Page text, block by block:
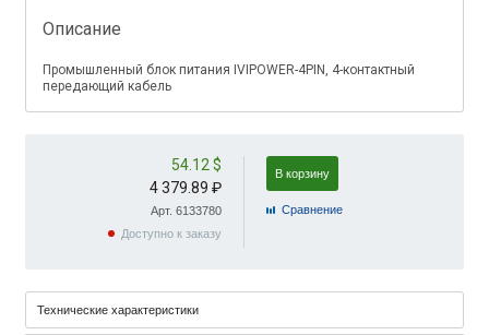
Описание
Промышленный блок питания IVIPOWER-4PIN, 4-контактный
передающий кабель
54.12 $
4 379.89 ₽
Арт. 6133780
Доступно к заказу
В корзину
Cравнение
Технические характеристики